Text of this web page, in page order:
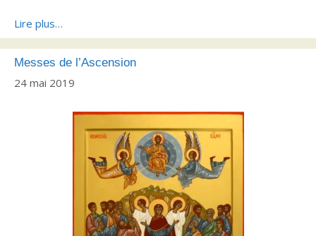
Lire plus…
Messes de l’Ascension
24 mai 2019